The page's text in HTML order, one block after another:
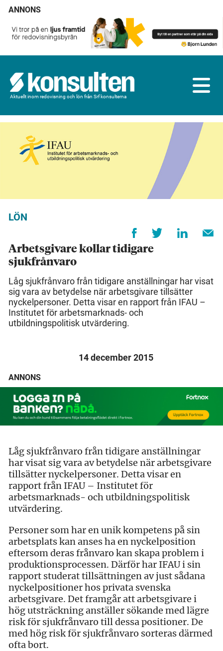
ANNONS
Aktuellt inom redovisning och lön från Srf konsulterna
LÖN
Arbetsgivare kollar tidigare
sjukfrånvaro
Låg sjukfrånvaro från tidigare anställningar har visat
sig vara av betydelse när arbetsgivare tillsätter
nyckelpersoner. Detta visar en rapport från IFAU –
Institutet för arbetsmarknads- och
utbildningspolitisk utvärdering.
14 december 2015
ANNONS
Låg sjukfrånvaro från tidigare anställningar
har visat sig vara av betydelse när arbetsgivare
tillsätter nyckelpersoner. Detta visar en
rapport från IFAU – Institutet för
arbetsmarknads- och utbildningspolitisk
utvärdering.
Personer som har en unik kompetens på sin
arbetsplats kan anses ha en nyckelposition
eftersom deras frånvaro kan skapa problem i
produktionsprocessen. Därför har IFAU i sin
rapport studerat tillsättningen av just sådana
nyckelpositioner hos privata svenska
arbetsgivare. Det framgår att arbetsgivare i
hög utsträckning anställer sökande med lägre
risk för sjukfrånvaro till dessa positioner. De
med hög risk för sjukfrånvaro sorteras därmed
ofta bort.